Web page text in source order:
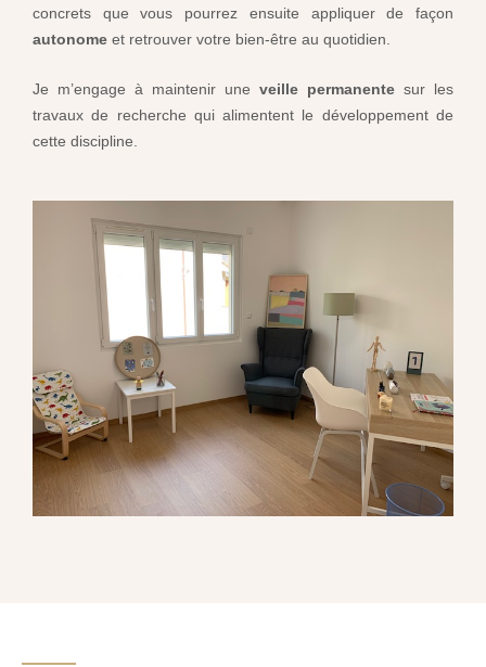
concrets que vous pourrez ensuite appliquer de façon
autonome et retrouver votre bien-être au quotidien.
Je m’engage à maintenir une veille permanente sur les
travaux de recherche qui alimentent le développement de
cette discipline.